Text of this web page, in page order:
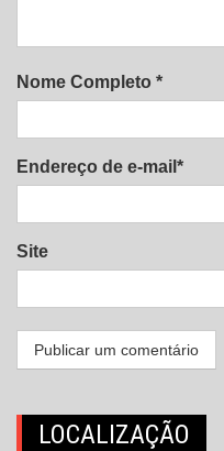
Nome Completo *
Endereço de e-mail*
Site
LOCALIZAÇÃO